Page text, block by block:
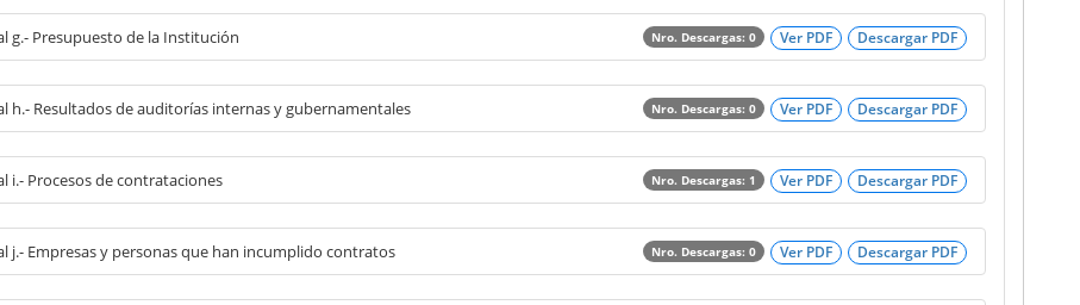
Descargar PDF
Ver PDF
g.- Presupuesto de la Institución Nro. Descargas: 0
Descargar PDF
Ver PDF
h.- Resultados de auditorías internas y gubernamentales Nro. Descargas: 0
Descargar PDF
Ver PDF
i.- Procesos de contrataciones Nro. Descargas: 1
Descargar PDF
Ver PDF
j.- Empresas y personas que han incumplido contratos Nro. Descargas: 0